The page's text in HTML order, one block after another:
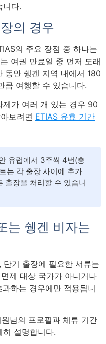
니다.
의 경우
의 주요 장점 중 하나는
여권 만료일 중 먼저 도래
동안 쉥겐 지역 내에서 180
큼 여행할 수 있습니다.
제가 여러 개 있는 경우 90
보려면 ETIAS 유효 기간
유럽에서 3주씩 4번(총
는 각 출장 사이에 추가
출장을 처리할 수 있습니
는 쉥겐 비자는
단기 출장에 필요한 서류는
제 대상 국가가 아니거나
하는 경우에만 적용됩니
원님의 프로필과 체류 기간
히 설명합니다.